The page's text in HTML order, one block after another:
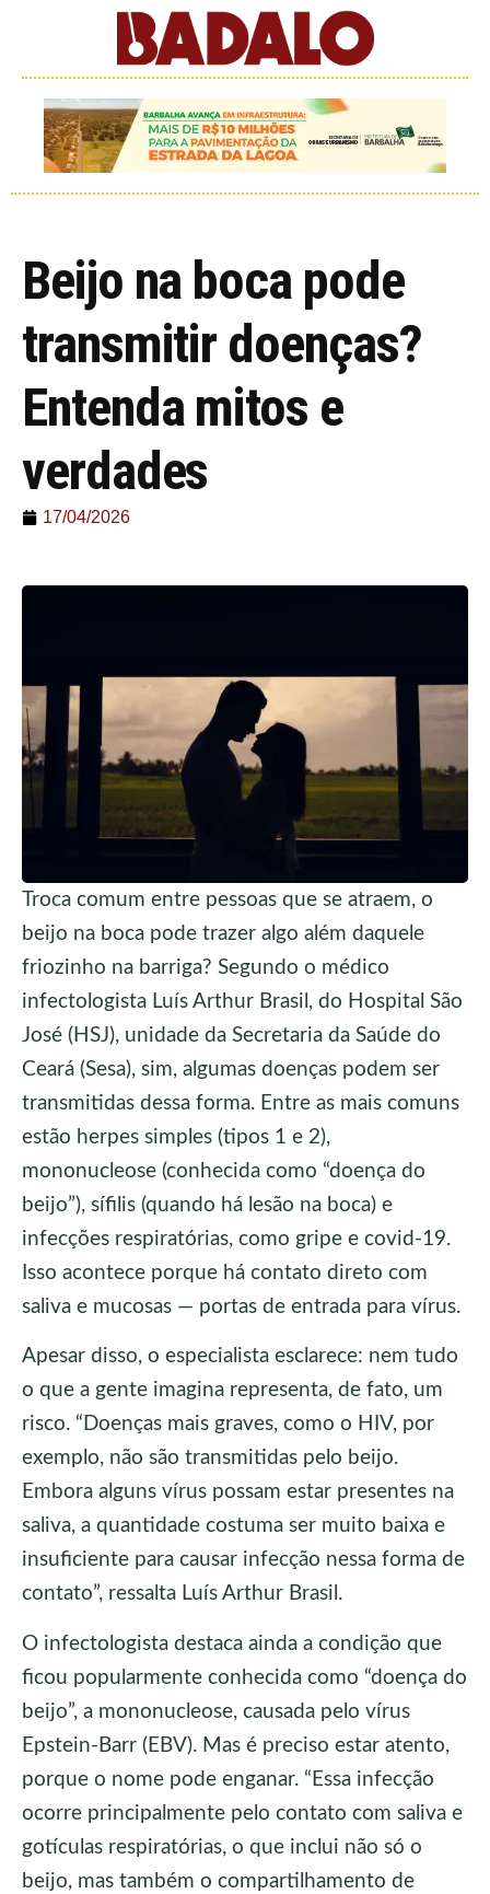
Beijo na boca pode
transmitir doenças?
Entenda mitos e
verdades
17/04/2026
Troca comum entre pessoas que se atraem, o
beijo na boca pode trazer algo além daquele
friozinho na barriga? Segundo o médico
infectologista Luís Arthur Brasil, do Hospital São
José (HSJ), unidade da Secretaria da Saúde do
Ceará (Sesa), sim, algumas doenças podem ser
transmitidas dessa forma. Entre as mais comuns
estão herpes simples (tipos 1 e 2),
mononucleose (conhecida como “doença do
beijo”), sífilis (quando há lesão na boca) e
infecções respiratórias, como gripe e covid-19.
Isso acontece porque há contato direto com
saliva e mucosas — portas de entrada para vírus.
Apesar disso, o especialista esclarece: nem tudo
o que a gente imagina representa, de fato, um
risco. “Doenças mais graves, como o HIV, por
exemplo, não são transmitidas pelo beijo.
Embora alguns vírus possam estar presentes na
saliva, a quantidade costuma ser muito baixa e
insuficiente para causar infecção nessa forma de
contato”, ressalta Luís Arthur Brasil.
O infectologista destaca ainda a condição que
ficou popularmente conhecida como “doença do
beijo”, a mononucleose, causada pelo vírus
Epstein-Barr (EBV). Mas é preciso estar atento,
porque o nome pode enganar. “Essa infecção
ocorre principalmente pelo contato com saliva e
gotículas respiratórias, o que inclui não só o
beijo, mas também o compartilhamento de